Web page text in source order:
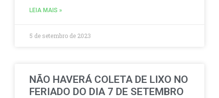
LEIA MAIS »
5 de setembro de 2023
NÃO HAVERÁ COLETA DE LIXO NO
FERIADO DO DIA 7 DE SETEMBRO